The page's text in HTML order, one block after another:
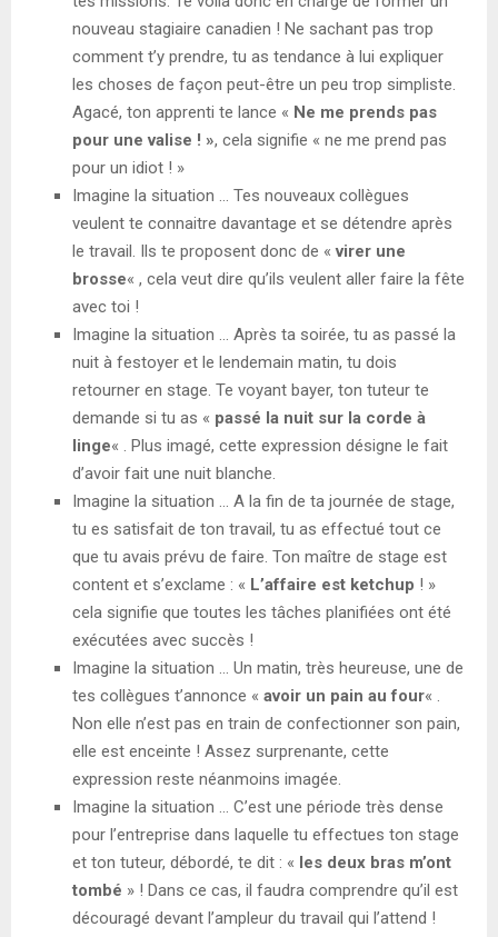
nouveau stagiaire canadien ! Ne sachant pas trop
comment t’y prendre, tu as tendance à lui expliquer
les choses de façon peut-être un peu trop simpliste.
Agacé, ton apprenti te lance « Ne me prends pas
pour une valise ! », cela signifie « ne me prend pas
pour un idiot ! »
Imagine la situation … Tes nouveaux collègues
veulent te connaitre davantage et se détendre après
le travail. Ils te proposent donc de «virer une
brosse« , cela veut dire qu’ils veulent aller faire la fête
avec toi !
Imagine la situation … Après ta soirée, tu as passé la
nuit à festoyer et le lendemain matin, tu dois
retourner en stage. Te voyant bayer, ton tuteur te
demande si tu as « passé la nuit sur la corde à
linge« . Plus imagé, cette expression désigne le fait
d’avoir fait une nuit blanche.
Imagine la situation … A la fin de ta journée de stage,
tu es satisfait de ton travail, tu as effectué tout ce
que tu avais prévu de faire. Ton maître de stage est
content et s’exclame : « L’affaire est ketchup ! »
cela signifie que toutes les tâches planifiées ont été
exécutées avec succès !
Imagine la situation … Un matin, très heureuse, une de
tes collègues t’annonce « avoir un pain au four« .
Non elle n’est pas en train de confectionner son pain,
elle est enceinte ! Assez surprenante, cette
expression reste néanmoins imagée.
Imagine la situation … C’est une période très dense
pour l’entreprise dans laquelle tu effectues ton stage
et ton tuteur, débordé, te dit : « les deux bras m’ont
tombé » ! Dans ce cas, il faudra comprendre qu’il est
découragé devant l’ampleur du travail qui l’attend !